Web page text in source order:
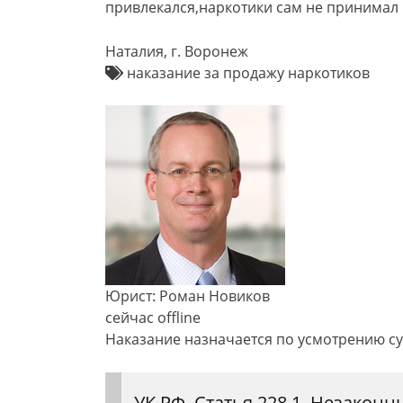
привлекался,наркотики сам не принимал
Наталия, г. Воронеж
наказание за продажу наркотиков
Юрист: Роман Новиков
сейчас offline
Наказание назначается по усмотрению